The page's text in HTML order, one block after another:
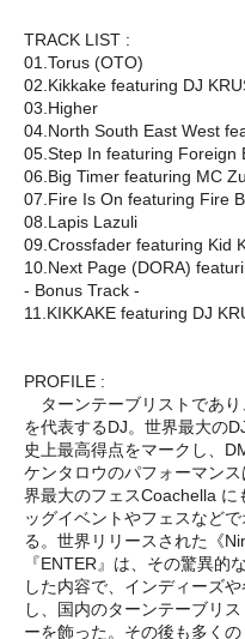
TRACK LIST :
01.Torus (OTO)
02.Kikkake featuring DJ
03.Higher
04.North South East West
05.Step In featuring Foreign
06.Big Timer featuring MC
07.Fire Is On featuring Fire
08.Lapis Lazuli
09.Crossfader featuring Kid
10.Next Page (DORA)
- Bonus Track -
11.KIKKAKE featuring DJ
PROFILE :
ターンテーブリストであり
を代表するDJ。世界最大の
史上最高得点をマークし、
ケンタロウのパフォーマン
界最大のフェスCoachella
ッグイベントやフェスなど
る。世界リリースされた《
『ENTER』は、その驚異的
した内容で、インディーズ
し、国内のターンテーブリ
ーを飾った。その後も多く